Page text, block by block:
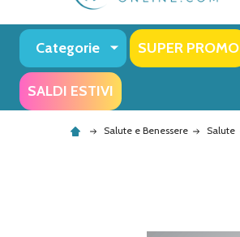
Categorie SUPER PROMO
SALDI ESTIVI
Salute e Benessere Salute